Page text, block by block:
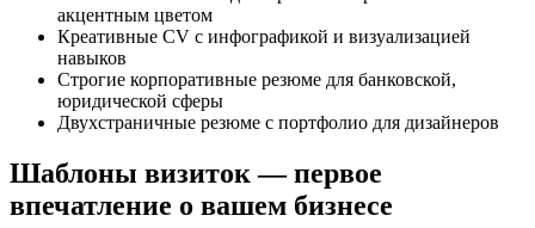
акцентным цветом
Креативные CV с инфографикой и визуализацией
навыков
Строгие корпоративные резюме для банковской,
юридической сферы
Двухстраничные резюме с портфолио для дизайнеров
Шаблоны визиток — первое
впечатление о вашем бизнесе